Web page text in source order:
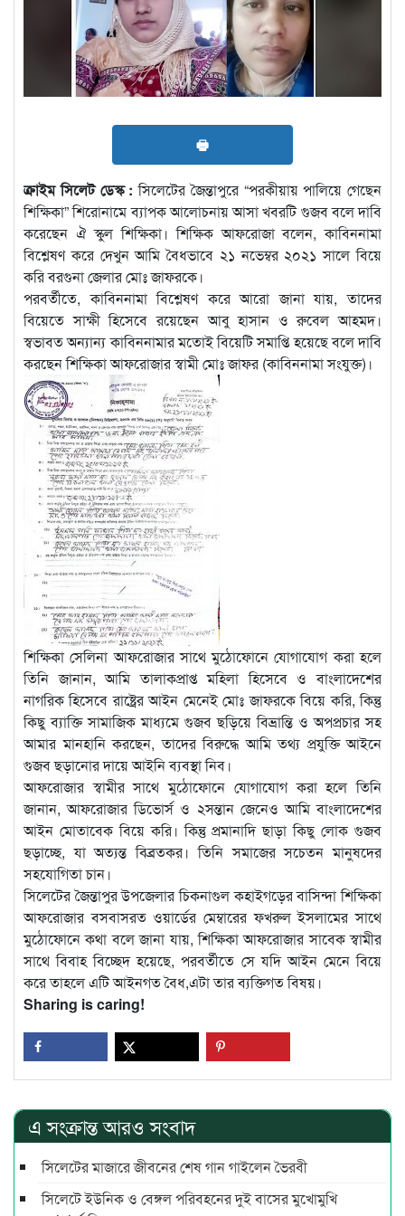
🖶
ক্রাইম সিলেট ডেস্ক :সিলেটের জৈন্তাপুরে “পরকীয়ায় পালিয়ে গেছেন
শিক্ষিকা” শিরোনামে ব্যাপক আলোচনায় আসা খবরটি গুজব বলে দাবি
করেছেন ঐ স্কুল শিক্ষিকা। শিক্ষিক আফরোজা বলেন, কাবিননামা
বিশ্লেষণ করে দেখুন আমি বৈধভাবে ২১ নভেম্বর ২০২১ সালে বিয়ে
করি বরগুনা জেলার মোঃ জাফরকে।
পরবর্তীতে, কাবিননামা বিশ্লেষণ করে আরো জানা যায়, তাদের
বিয়েতে সাক্ষী হিসেবে রয়েছেন আবু হাসান ও রুবেল আহমদ।
স্বভাবত অন্যান্য কাবিননামার মতোই বিয়েটি সমাপ্তি হয়েছে বলে দাবি
করছেন শিক্ষিকা আফরোজার স্বামী মোঃ জাফর (কাবিননামা সংযুক্ত)।
শিক্ষিকা সেলিনা আফরোজার সাথে মুঠোফোনে যোগাযোগ করা হলে
তিনি জানান, আমি তালাকপ্রাপ্ত মহিলা হিসেবে ও বাংলাদেশের
নাগরিক হিসেবে রাষ্ট্রের আইন মেনেই মোঃ জাফরকে বিয়ে করি, কিন্তু
কিছু ব্যাক্তি সামাজিক মাধ্যমে গুজব ছড়িয়ে বিভ্রান্তি ও অপপ্রচার সহ
আমার মানহানি করছেন, তাদের বিরুদ্ধে আমি তথ্য প্রযুক্তি আইনে
গুজব ছড়ানোর দায়ে আইনি ব্যবস্থা নিব।
আফরোজার স্বামীর সাথে মুঠোফোনে যোগাযোগ করা হলে তিনি
জানান, আফরোজার ডিভোর্স ও ২সন্তান জেনেও আমি বাংলাদেশের
আইন মোতাবেক বিয়ে করি। কিন্তু প্রমানাদি ছাড়া কিছু লোক গুজব
ছড়াচ্ছে, যা অত্যন্ত বিব্রতকর। তিনি সমাজের সচেতন মানুষদের
সহযোগিতা চান।
সিলেটের জৈন্তাপুর উপজেলার চিকনাগুল কহাইগড়ের বাসিন্দা শিক্ষিকা
আফরোজার বসবাসরত ওয়ার্ডের মেম্বারের ফখরুল ইসলামের সাথে
মুঠোফোনে কথা বলে জানা যায়, শিক্ষিকা আফরোজার সাবেক স্বামীর
সাথে বিবাহ বিচ্ছেদ হয়েছে, পরবর্তীতে সে যদি আইন মেনে বিয়ে
করে তাহলে এটি আইনগত বৈধ,এটা তার ব্যক্তিগত বিষয়।
Sharing is caring!
এ সংক্রান্ত আরও সংবাদ
সিলেটের মাজারে জীবনের শেষ গান গাইলেন ভৈরবী
সিলেটে ইউনিক ও বেঙ্গল পরিবহনের দুই বাসের মুখোমুখি